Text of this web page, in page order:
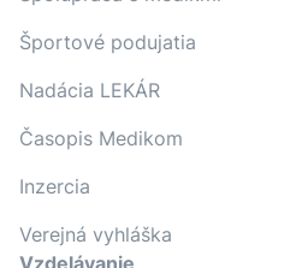
Športové podujatia
Nadácia LEKÁR
Časopis Medikom
Inzercia
Verejná vyhláška
Vzdelávanie